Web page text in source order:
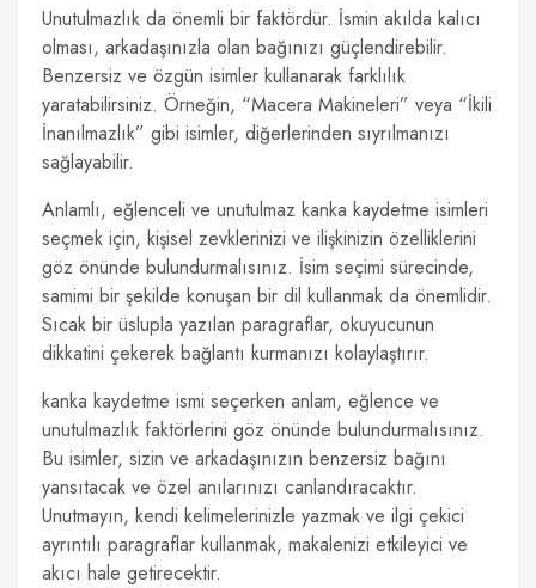
Unutulmazlık da önemli bir faktördür. İsmin akılda kalıcı
olması, arkadaşınızla olan bağınızı güçlendirebilir.
Benzersiz ve özgün isimler kullanarak farklılık
yaratabilirsiniz. Örneğin, “Macera Makineleri” veya “İkili
İnanılmazlık” gibi isimler, diğerlerinden sıyrılmanızı
sağlayabilir.
Anlamlı, eğlenceli ve unutulmaz kanka kaydetme isimleri
seçmek için, kişisel zevklerinizi ve ilişkinizin özelliklerini
göz önünde bulundurmalısınız. İsim seçimi sürecinde,
samimi bir şekilde konuşan bir dil kullanmak da önemlidir.
Sıcak bir üslupla yazılan paragraflar, okuyucunun
dikkatini çekerek bağlantı kurmanızı kolaylaştırır.
kanka kaydetme ismi seçerken anlam, eğlence ve
unutulmazlık faktörlerini göz önünde bulundurmalısınız.
Bu isimler, sizin ve arkadaşınızın benzersiz bağını
yansıtacak ve özel anılarınızı canlandıracaktır.
Unutmayın, kendi kelimelerinizle yazmak ve ilgi çekici
ayrıntılı paragraflar kullanmak, makalenizi etkileyici ve
akıcı hale getirecektir.